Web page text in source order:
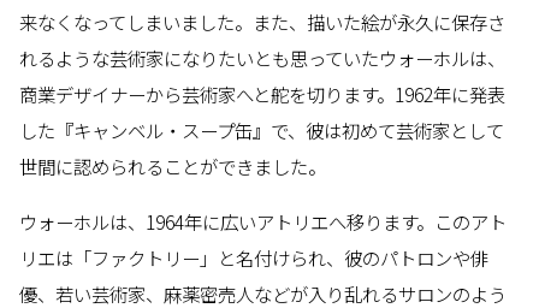
来なくなってしまいました。また、描いた絵が永久に保存さ
れるような芸術家になりたいとも思っていたウォーホルは、
商業デザイナーから芸術家へと舵を切ります。1962年に発表
した『キャンベル・スープ缶』で、彼は初めて芸術家として
世間に認められることができました。
ウォーホルは、1964年に広いアトリエへ移ります。このアト
リエは「ファクトリー」と名付けられ、彼のパトロンや俳
優、若い芸術家、麻薬密売人などが入り乱れるサロンのよう